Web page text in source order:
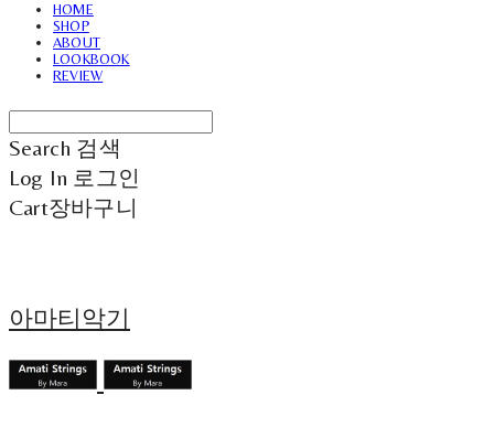
HOME
SHOP
ABOUT
LOOKBOOK
REVIEW
Search 검색
Log In 로그인
Cart장바구니
아마티악기